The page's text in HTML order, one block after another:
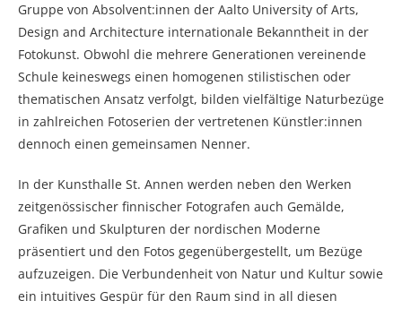
Gruppe von Absolvent:innen der Aalto University of Arts,
Design and Architecture internationale Bekanntheit in der
Fotokunst. Obwohl die mehrere Generationen vereinende
Schule keineswegs einen homogenen stilistischen oder
thematischen Ansatz verfolgt, bilden vielfältige Naturbezüge
in zahlreichen Fotoserien der vertretenen Künstler:innen
dennoch einen gemeinsamen Nenner.
In der Kunsthalle St. Annen werden neben den Werken
zeitgenössischer finnischer Fotografen auch Gemälde,
Grafiken und Skulpturen der nordischen Moderne
präsentiert und den Fotos gegenübergestellt, um Bezüge
aufzuzeigen. Die Verbundenheit von Natur und Kultur sowie
ein intuitives Gespür für den Raum sind in all diesen